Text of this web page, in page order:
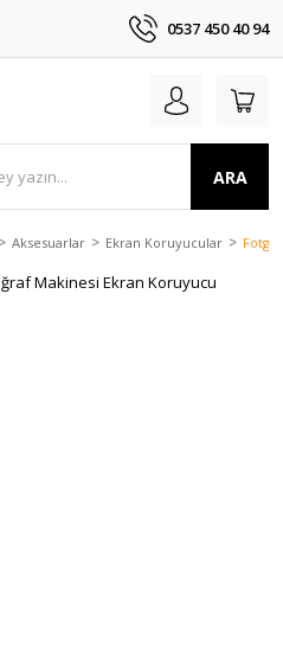
0537 450 40 94
ARA
Aksesuarlar Ekran Koruyucular Fotga